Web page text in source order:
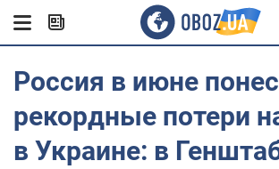
Россия в июне
рекордные потери
в Украине: в